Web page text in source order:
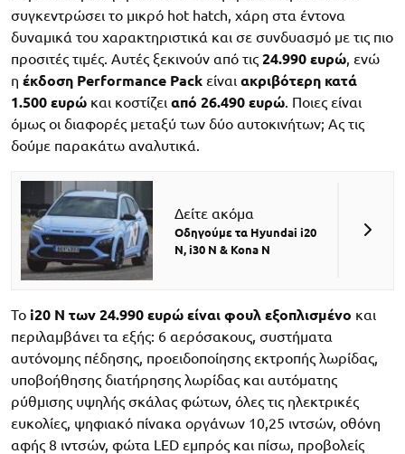
συγκεντρώσει το μικρό hot hatch, χάρη στα έντονα
δυναμικά του χαρακτηριστικά και σε συνδυασμό με τις πιο
προσιτές τιμές. Αυτές ξεκινούν από τις 24.990 ευρώ, ενώ
η έκδοση Performance Pack είναι ακριβότερη κατά
1.500 ευρώ και κοστίζει από 26.490 ευρώ. Ποιες είναι
όμως οι διαφορές μεταξύ των δύο αυτοκινήτων; Ας τις
δούμε παρακάτω αναλυτικά.
Δείτε ακόμα
Οδηγούμε τα Hyundai i20
N, i30 N & Kona N
Το i20 N των 24.990 ευρώ είναι φουλ εξοπλισμένο και
περιλαμβάνει τα εξής: 6 αερόσακους, συστήματα
αυτόνομης πέδησης, προειδοποίησης εκτροπής λωρίδας,
υποβοήθησης διατήρησης λωρίδας και αυτόματης
ρύθμισης υψηλής σκάλας φώτων, όλες τις ηλεκτρικές
ευκολίες, ψηφιακό πίνακα οργάνων 10,25 ιντσών, οθόνη
αφής 8 ιντσών, φώτα LED εμπρός και πίσω, προβολείς